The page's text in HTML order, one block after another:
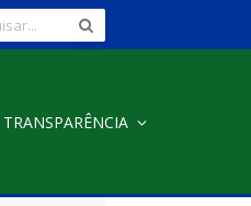
TRANSPARÊNCIA